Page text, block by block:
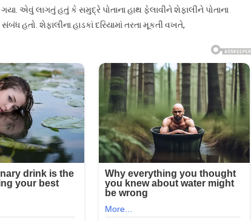
એવું લાગતું હતું કે સમુદ્રે પોતાના હાથ ફેલાવીને શેફાલીને પોતાના
હતો. શેફાલીના હાડકાં દરિયામાં તરતા મૂકતી વખતે,